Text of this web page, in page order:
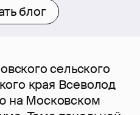
блог
сельского
края Всеволод
на Московском